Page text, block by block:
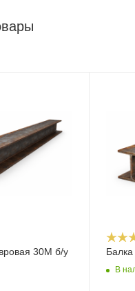
30М б/у
В